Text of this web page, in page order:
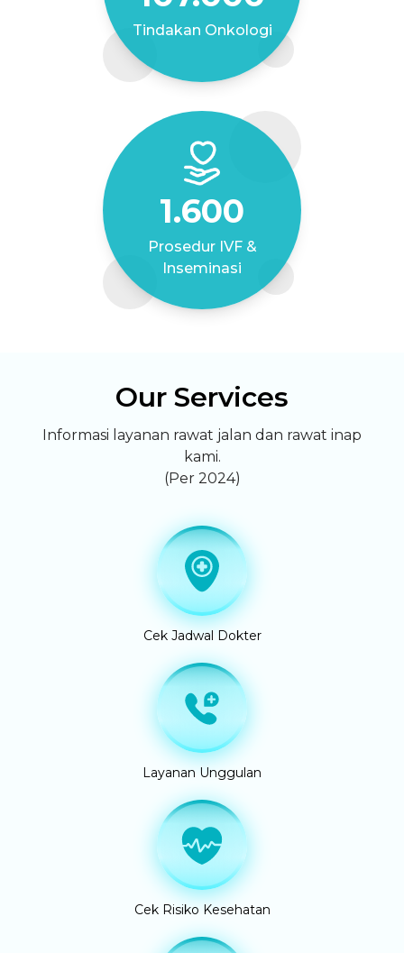
Tindakan Onkologi
1.600
Prosedur IVF &
Inseminasi
Our Services
Informasi layanan rawat jalan dan rawat inap
kami.
(Per 2024)
Cek Jadwal Dokter
Layanan Unggulan
Cek Risiko Kesehatan